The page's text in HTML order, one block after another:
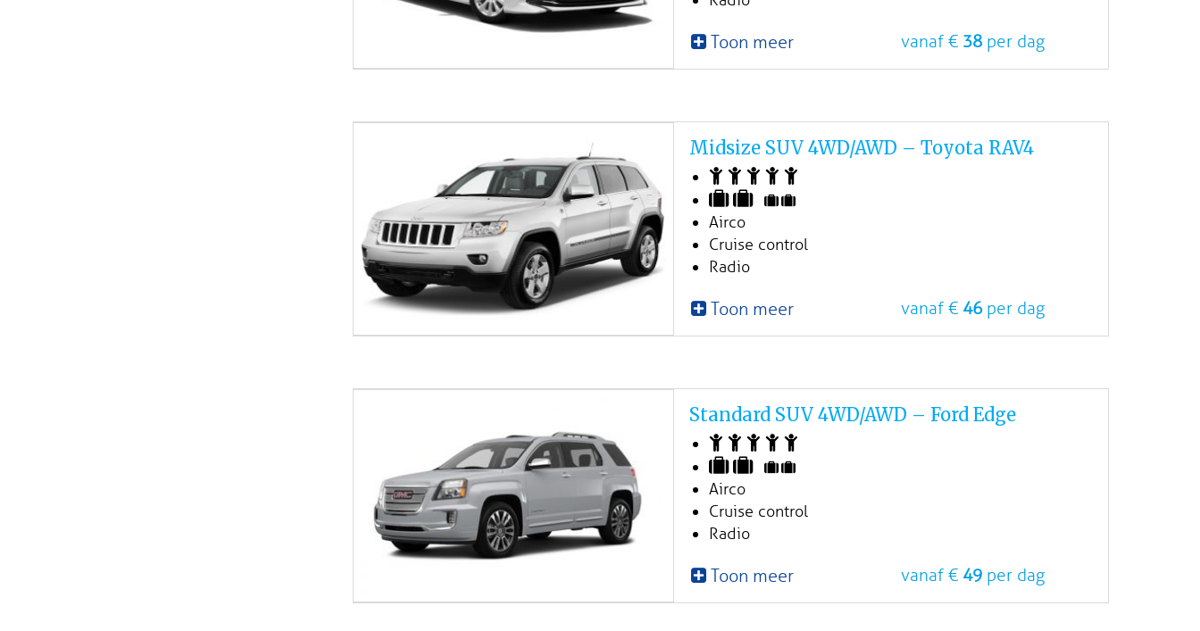
Toon meer vanaf € 38per dag
Midsize SUV 4WD/AWD – Toyota RAV4
Airco
Cruise control
Radio
Toon meer vanaf € 46per dag
Standard SUV 4WD/AWD – Ford Edge
Airco
Cruise control
Radio
Toon meer vanaf € 49per dag